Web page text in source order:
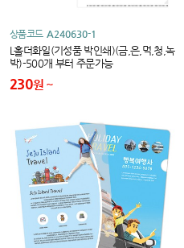
상품코드 A240630-1
L홀더화일(기성품 박인쇄)(금,은,먹,청,녹
박)-500개 부터 주문가능
230원